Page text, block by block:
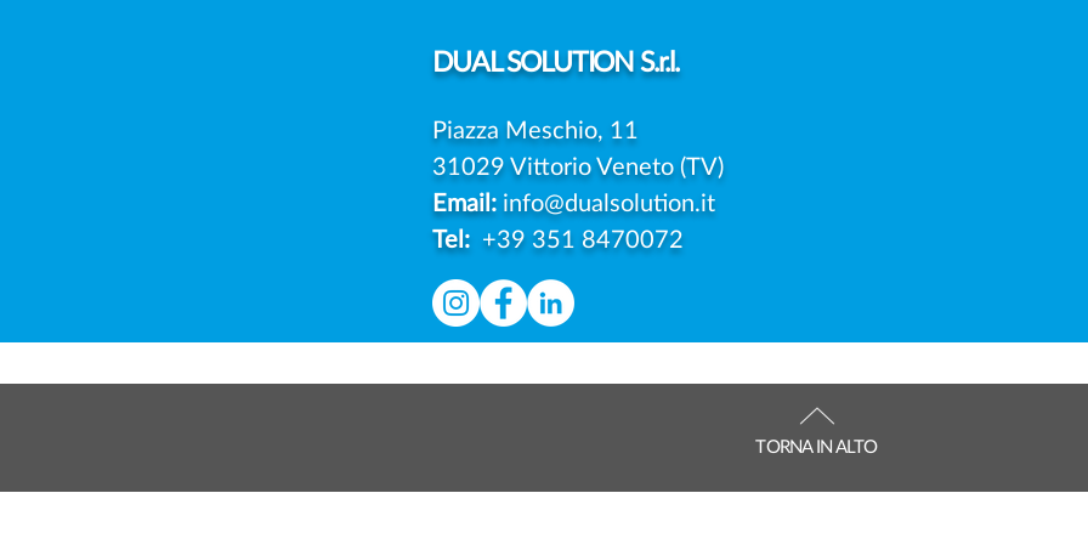
DUALSOLUTION S.r.l.
Piazza Meschio, 11
31029 Vittorio Veneto (TV)
Email: info@dualsolution.it
Tel: +39 351 8470072
TORNA IN ALTO